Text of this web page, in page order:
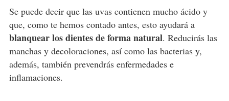
Se puede decir que las uvas contienen mucho ácido y
que, como te hemos contado antes, esto ayudará a
blanquear los dientes de forma natural. Reducirás las
manchas y decoloraciones, así como las bacterias y,
además, también prevendrás enfermedades e
inflamaciones.